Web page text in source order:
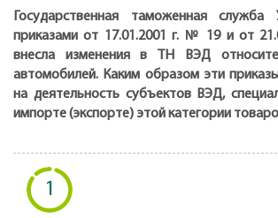
Государственная таможенная служба
приказами от 17.01.2001 г. № 19 и от
внесла изменения в ТН ВЭД
автомобилей. Каким образом эти
на деятельность субъектов ВЭД,
импорте (экспорте) этой категории
1